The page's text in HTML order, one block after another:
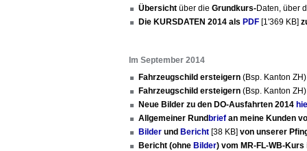
Übersicht über die Grundkurs-Daten, über
Die KURSDATEN 2014 als PDF [1'369 KB]
Im September 2014
Fahrzeugschild ersteigern (Bsp. Kanton
Fahrzeugschild ersteigern (Bsp. Kanton
Neue Bilder zu den DO-Ausfahrten 2014
Allgemeiner Rund brief an meine Kunden
Bilder und Bericht [38 KB] von unserer
Bericht (ohne Bilder) vom MR-FL-WB-Kurs